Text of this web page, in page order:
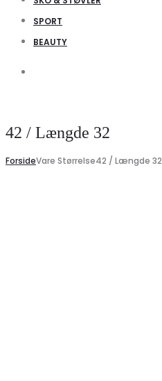
SPORT
BEAUTY
42 / Længde 32
ForsideVare Størrelse42 / Længde 32